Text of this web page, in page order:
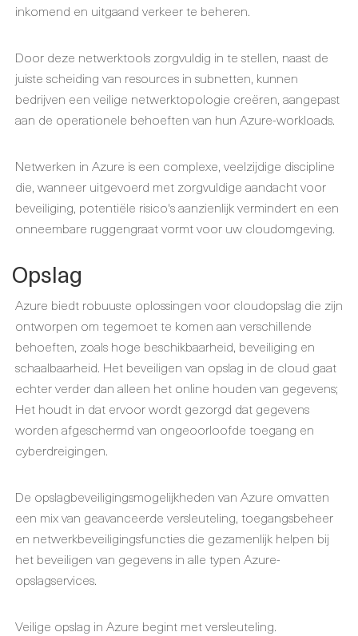
inkomend en uitgaand verkeer te beheren.
Door deze netwerktools zorgvuldig in te stellen, naast de
juiste scheiding van resources in subnetten, kunnen
bedrijven een veilige netwerktopologie creëren, aangepast
aan de operationele behoeften van hun Azure-workloads.
Netwerken in Azure is een complexe, veelzijdige discipline
die, wanneer uitgevoerd met zorgvuldige aandacht voor
beveiliging, potentiële risico's aanzienlijk vermindert en een
onneembare ruggengraat vormt voor uw cloudomgeving.
Opslag
Azure biedt robuuste oplossingen voor cloudopslag die zijn
ontworpen om tegemoet te komen aan verschillende
behoeften, zoals hoge beschikbaarheid, beveiliging en
schaalbaarheid. Het beveiligen van opslag in de cloud gaat
echter verder dan alleen het online houden van gegevens;
Het houdt in dat ervoor wordt gezorgd dat gegevens
worden afgeschermd van ongeoorloofde toegang en
cyberdreigingen.
De opslagbeveiligingsmogelijkheden van Azure omvatten
een mix van geavanceerde versleuteling, toegangsbeheer
en netwerkbeveiligingsfuncties die gezamenlijk helpen bij
het beveiligen van gegevens in alle typen Azure-
opslagservices.
Veilige opslag in Azure begint met versleuteling.